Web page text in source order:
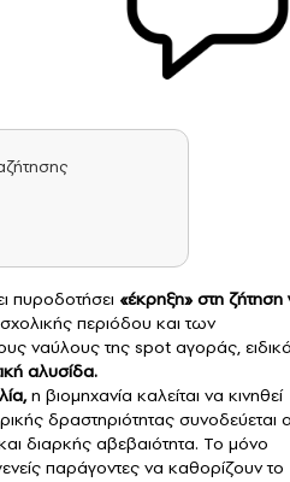
πυροδοτήσει «έκρηξη» στη ζήτηση
περιόδου και των
ναύλους της spot αγοράς,
αλυσίδα.
η βιομηχανία καλείται να κινηθεί
δραστηριότητας συνοδεύεται
διαρκής αβεβαιότητα. Το μόνο
παράγοντες να καθορίζουν το